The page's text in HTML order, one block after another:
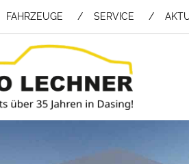
FAHRZEUGE SERVICE